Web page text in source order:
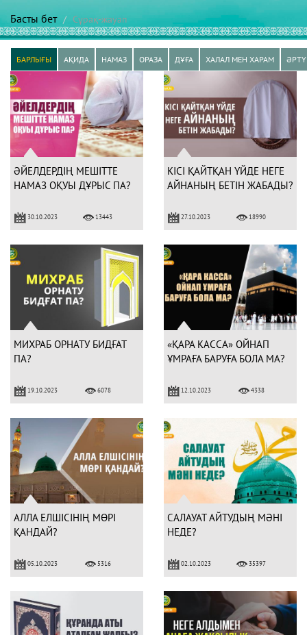
Басты бет Сұрақ-жауап
БАРЛЫҒЫ АҚИДА НАМАЗ ОРАЗА ДҰҒА ХАЛАЛ МЕН ХАРАМ
ӘЙЕЛДЕРДІҢ МЕШІТТЕ
НАМАЗ ОҚУЫ ДҰРЫС ПА?
30.10.2023 13443
КІСІ ҚАЙТҚАН ҮЙДЕ НЕГЕ
АЙНАНЫҢ БЕТІН ЖАБАДЫ?
27.10.2023 18990
МИХРАБ ОРНАТУ БИДҒАТ
ПА?
19.10.2023 6078
«ҚАРА КАССА» ОЙНАП
ҰМРАҒА БАРУҒА БОЛА МА?
12.10.2023 4338
АЛЛА ЕЛШІСІНІҢ МӨРІ
ҚАНДАЙ?
05.10.2023 5316
САЛАУАТ АЙТУДЫҢ МӘНІ
НЕДЕ?
02.10.2023 35397